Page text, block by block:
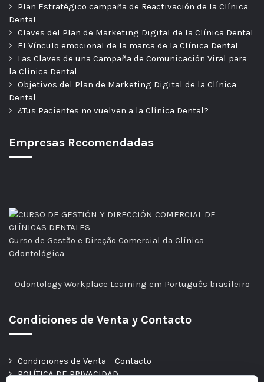
Plan Estratégico campaña de Reactivación de la Clínica
Dental
Claves del Plan de Marketing Digital de la Clínica Dental
El Vínculo emocional de la marca de la Clínica Dental
Las Claves de una Campaña de Comunicación Viral para
la Clínica Dental
Objetivos del Plan de Marketing Digital de la Clínica
Dental
¿Tus Pacientes no vuelven a la Clínica Dental?
Empresas Recomendadas
Curso de Gestão e Direção Comercial da Clínica
Odontológica
Odontology Workplace Learning em Português brasileiro
Condiciones de Venta y Contacto
Condiciones de Venta – Contacto
POLÍTICA DE PRIVACIDAD